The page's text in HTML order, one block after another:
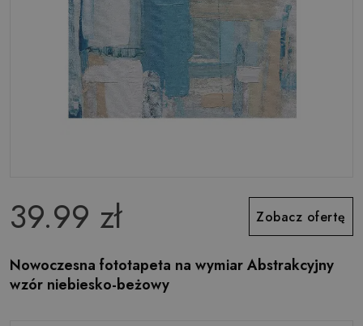
39.99 zł Zobacz ofertę
Nowoczesna fototapeta na wymiar Abstrakcyjny
wzór niebiesko-beżowy